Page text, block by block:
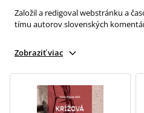
Založil a redigoval webstránku a
tímu autorov slovenských
Zobraziť viac